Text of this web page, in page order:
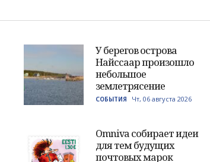
У берегов острова
Найссаар произошло
небольшое
землетрясение
СОБЫТИЯ Чт, 06 августа 2026
Omniva собирает идеи
для тем будущих
почтовых марок